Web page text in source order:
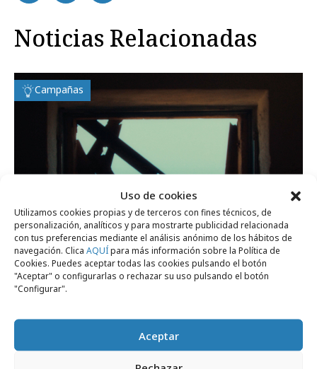
Uso de cookies
Utilizamos cookies propias y de terceros con fines técnicos, de
personalización, analíticos y para mostrarte publicidad relacionada
con tus preferencias mediante el análisis anónimo de los hábitos de
navegación. Clica AQUÍpara más información sobre la Política de
Cookies. Puedes aceptar todas las cookies pulsando el botón
"Aceptar" o configurarlas o rechazar su uso pulsando el botón
"Configurar".
Aceptar
Noticias Relacionadas
Campañas
viernes, 10 de julio 2026